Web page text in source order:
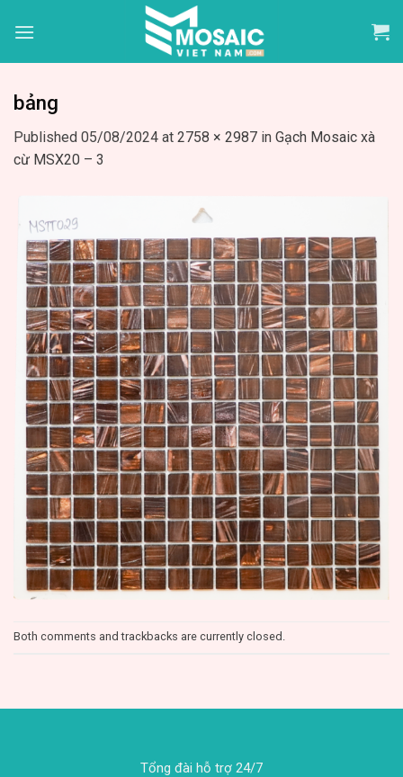
bảng
Published 05/08/2024 at 2758 × 2987 in Gạch Mosaic xà
cừ MSX20 – 3
Both comments and trackbacks are currently closed.
Tổng đài hỗ trợ 24/7